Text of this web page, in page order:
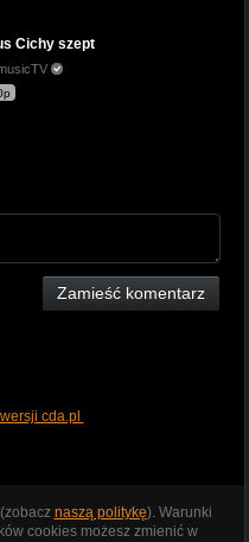
Cichy szept
Zamieść komentarz
cda.pl
naszą politykę). Warunki
cookies możesz zmienić w